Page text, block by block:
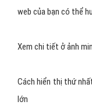
web của bạn có thể
Xem chi tiết ở ảnh
Cách hiển thị thứ
lớn